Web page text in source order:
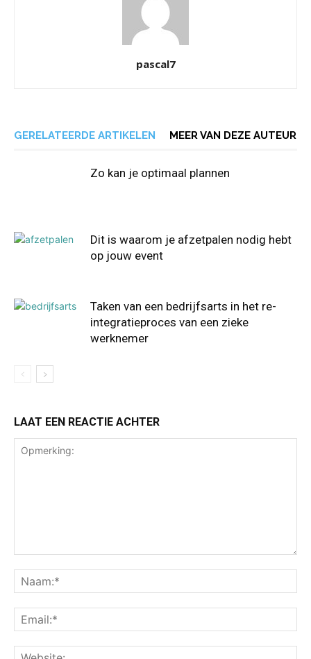
pascal7
GERELATEERDE ARTIKELEN MEER VAN DEZE AUTEUR
Zo kan je optimaal plannen
Dit is waarom je afzetpalen nodig hebt
op jouw event
Taken van een bedrijfsarts in het re-
integratieproces van een zieke
werknemer
LAAT EEN REACTIE ACHTER